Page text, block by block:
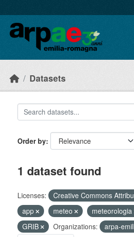
Datasets
Order by
1 dataset found
Licenses: Creative Commons
app
meteo meteorologia
GRIB
Organizations:
arpa-